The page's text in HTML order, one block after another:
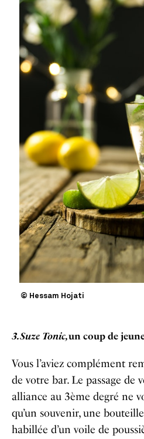
© Hessam Hojati
3.Suze Tonic,un coup de
Vous l’aviez complément
de votre bar. Le passage de
alliance au 3ème degré ne
qu’un souvenir, une
habillée d’un voile de